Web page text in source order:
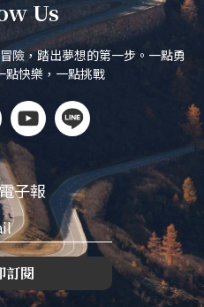
Us
險，踏出夢想的第一步。一點勇
點快樂，一點挑戰
子報
訂閱